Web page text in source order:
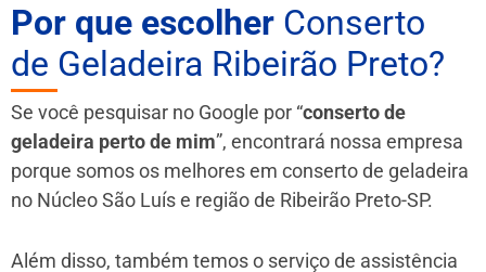
Por que escolher Conserto
de Geladeira Ribeirão Preto?
Se você pesquisar no Google por “conserto de
geladeira perto de mim”, encontrará nossa empresa
porque somos os melhores em conserto de geladeira
no Núcleo São Luís e região de Ribeirão Preto-SP.
Além disso, também temos o serviço de assistência